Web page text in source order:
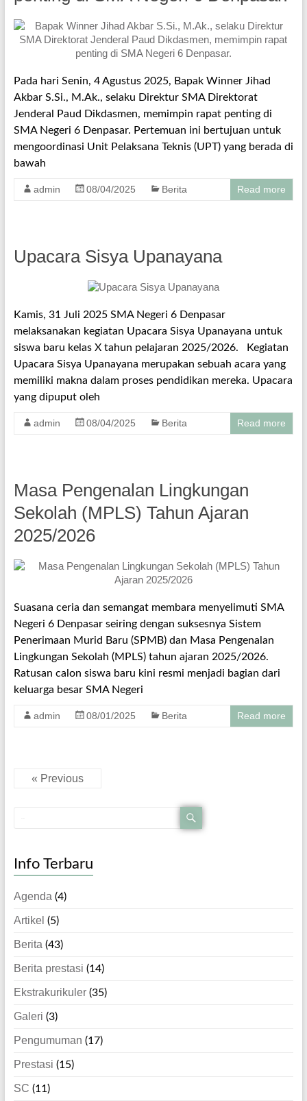
Pada hari Senin, 4 Agustus 2025, Bapak Winner Jihad
Akbar S.Si., M.Ak., selaku Direktur SMA Direktorat
Jenderal Paud Dikdasmen, memimpin rapat penting di
SMA Negeri 6 Denpasar. Pertemuan ini bertujuan untuk
mengoordinasi Unit Pelaksana Teknis (UPT) yang berada di
bawah
admin 08/04/2025 Berita Read more
Upacara Sisya Upanayana
Kamis, 31 Juli 2025 SMA Negeri 6 Denpasar
melaksanakan kegiatan Upacara Sisya Upanayana untuk
siswa baru kelas X tahun pelajaran 2025/2026. Kegiatan
Upacara Sisya Upanayana merupakan sebuah acara yang
memiliki makna dalam proses pendidikan mereka. Upacara
yang dipuput oleh
admin 08/04/2025 Berita Read more
Masa Pengenalan Lingkungan
Sekolah (MPLS) Tahun Ajaran
2025/2026
Suasana ceria dan semangat membara menyelimuti SMA
Negeri 6 Denpasar seiring dengan suksesnya Sistem
Penerimaan Murid Baru (SPMB) dan Masa Pengenalan
Lingkungan Sekolah (MPLS) tahun ajaran 2025/2026.
Ratusan calon siswa baru kini resmi menjadi bagian dari
keluarga besar SMA Negeri
admin 08/01/2025 Berita Read more
« Previous
Info Terbaru
Agenda (4)
Artikel (5)
Berita (43)
Berita prestasi (14)
Ekstrakurikuler(35)
Galeri (3)
Pengumuman (17)
Prestasi (15)
SC (11)